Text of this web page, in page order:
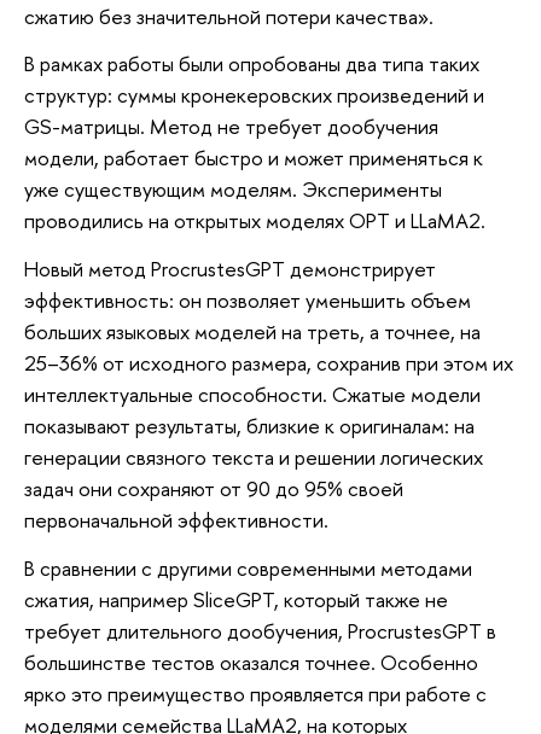
сжатию без значительной потери качества».
В рамках работы были опробованы два типа таких
структур: суммы кронекеровских произведений и
GS-матрицы. Метод не требует дообучения
модели, работает быстро и может применяться к
уже существующим моделям. Эксперименты
проводились на открытых моделях OPT и LLaMA2.
Новый метод ProcrustesGPT демонстрирует
эффективность: он позволяет уменьшить объем
больших языковых моделей на треть, а точнее, на
25–36% от исходного размера, сохранив при этом их
интеллектуальные способности. Сжатые модели
показывают результаты, близкие к оригиналам: на
генерации связного текста и решении логических
задач они сохраняют от 90 до 95% своей
первоначальной эффективности.
В сравнении с другими современными методами
сжатия, например SliceGPT, который также не
требует длительного дообучения, ProcrustesGPT в
большинстве тестов оказался точнее. Особенно
ярко это преимущество проявляется при работе с
моделями семейства LLaMA2, на которых